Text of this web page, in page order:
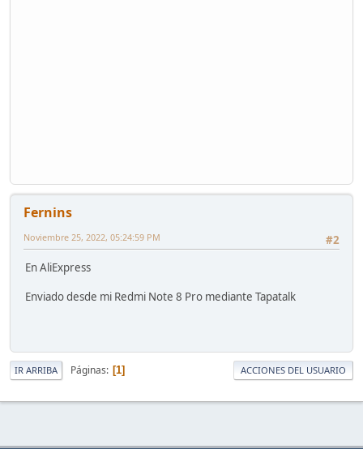
Fernins
#2
Noviembre 25, 2022, 05:24:59 PM
En AliExpress
Enviado desde mi Redmi Note 8 Pro mediante Tapatalk
IR ARRIBA Páginas 1 ACCIONES DEL USUARIO